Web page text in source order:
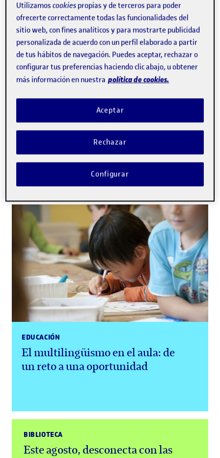
Un proyecto emprendedor
apuesta por eliminar los
microplásticos del agua
EDUCACIÓN
El multilingüismo en el aula: de
un reto a una oportunidad
BIBLIOTECA
Este agosto, desconecta con las
Utilizamoscookies propias y de terceros para poder
ofrecerte correctamente todas las funcionalidades del
sitio web, con fines analíticos y para mostrarte publicidad
personalizada de acuerdo con un perfil elaborado a partir
de tus hábitos de navegación. Puedes aceptar, rechazar o
configurar tus preferencias haciendo clic abajo, u obtener
más información en nuestra política de cookies.
Rechazar
Aceptar
Configurar